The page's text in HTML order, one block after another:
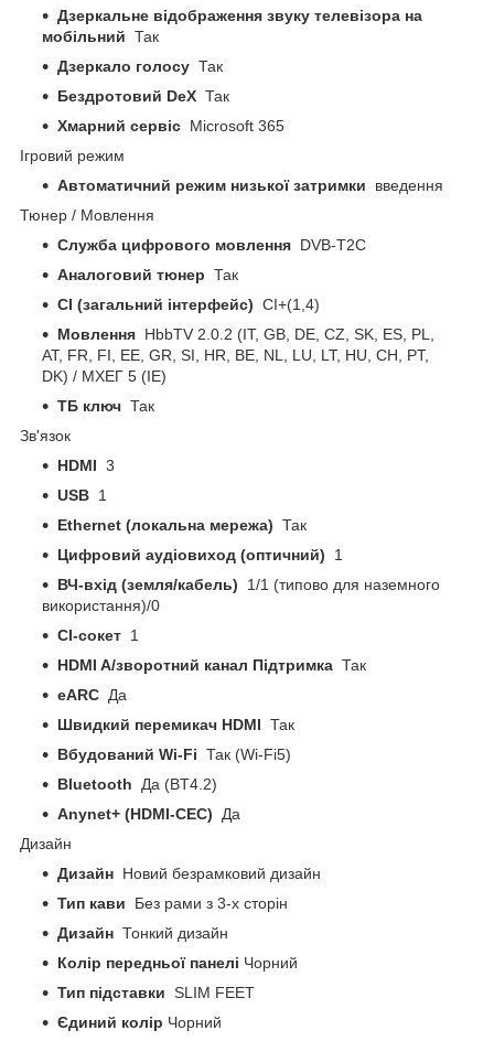
Дзеркальне відображення звуку телевізора на
мобільний Так
Дзеркало голосу Так
Бездротовий DeX Так
Хмарний сервіс Microsoft 365
Ігровий режим
Автоматичний режим низької затримки
введення
Тюнер / Мовлення
Служба цифрового мовлення DVB-T2C
Аналоговий тюнер Так
CI (загальний інтерфейс) CI+(1,4)
Мовлення HbbTV 2.0.2 (IT, GB, DE, CZ, SK, ES, PL,
AT, FR, FI, EE, GR, SI, HR, BE, NL, LU, LT, HU, CH, PT,
DK) / МХЕГ 5 (ІЕ)
ТБ ключ Так
Зв'язок
HDMI 3
USB 1
Ethernet (локальна мережа) Так
Цифровий аудіовиход (оптичний)
1
ВЧ-вхід (земля/кабель)
1/1 (типово для наземного
використання)/0
CI-сокет 1
HDMI A/зворотний канал Підтримка Так
eARC Да
Швидкий перемикач HDMI Так
Вбудований Wi-Fi Так (Wi-Fi5)
Bluetooth
Да (BT4.2)
Anynet+ (HDMI-CEC)
Да
Дизайн
Дизайн Новий безрамковий дизайн
Тип кави
Без рами з 3-х сторін
Дизайн Тонкий дизайн
Колір передньої панелі Чорний
Тип підставки SLIM FEET
Єдиний колір Чорний